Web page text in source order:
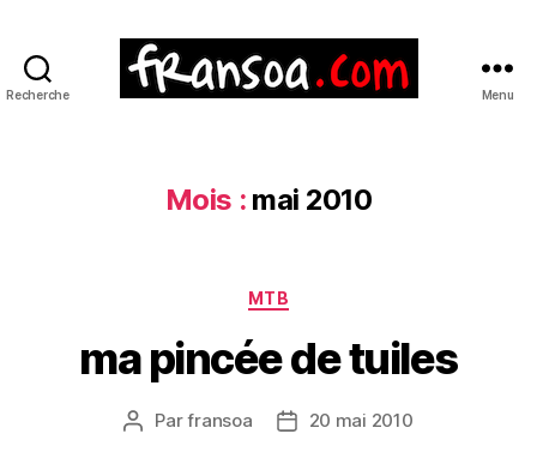
Recherche Menu
Mois : mai 2010
Catégories
MTB
ma pincée de tuiles
Auteur
Parfransoa
Date20 mai 2010